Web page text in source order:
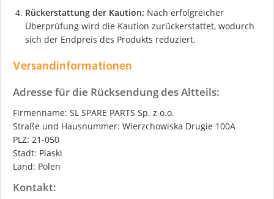
Rückerstattung der Kaution: Nach erfolgreicher
Überprüfung wird die Kaution zurückerstattet, wodurch
sich der Endpreis des Produkts reduziert.
Versandinformationen
Adresse für die Rücksendung des Altteils:
Firmenname: SL SPARE PARTS Sp. z o.o.
Straße und Hausnummer: Wierzchowiska Drugie 100A
PLZ: 21-050
Stadt: Piaski
Land: Polen
Kontakt: